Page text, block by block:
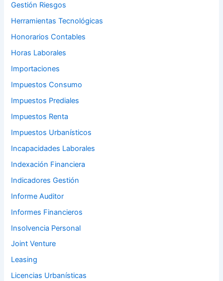
Gestión Riesgos
Herramientas Tecnológicas
Honorarios Contables
Horas Laborales
Importaciones
Impuestos Consumo
Impuestos Prediales
Impuestos Renta
Impuestos Urbanísticos
Incapacidades Laborales
Indexación Financiera
Indicadores Gestión
Informe Auditor
Informes Financieros
Insolvencia Personal
Joint Venture
Leasing
Licencias Urbanísticas